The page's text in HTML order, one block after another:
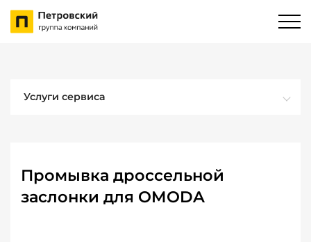
Услуги сервиса
Промывка дроссельной
заслонки для OMODA